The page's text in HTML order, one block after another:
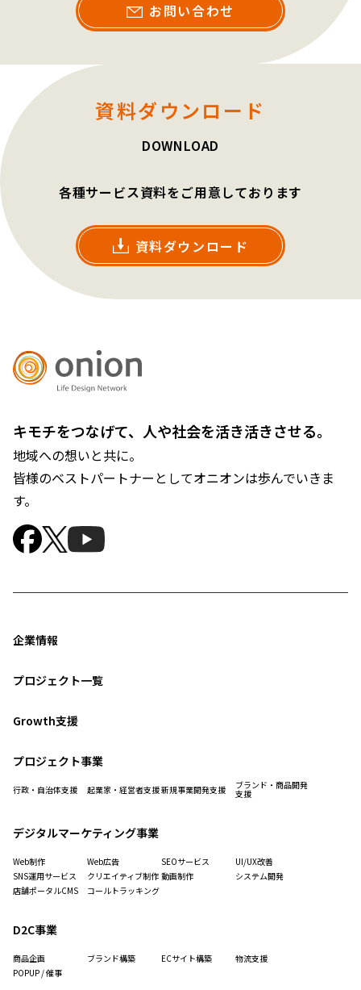
お問い合わせ
資料ダウンロード
DOWNLOAD
各種サービス資料をご用意しております
資料ダウンロード
キモチをつなげて、人や社会を活き活きさせる。
地域への想いと共に。
皆様のベストパートナーとしてオニオンは歩んでいきま
す。
企業情報
プロジェクト一覧
Growth支援
プロジェクト事業
行政・自治体支援 起業家・経営者支援新規事業開発支援 ブランド・商品開発
支援
デジタルマーケティング事業
Web制作 Web広告 SEOサービス
UI/UX改善
SNS運用サービス
クリエイティブ制作 動画制作
システム開発
店舗ポータルCMS
コールトラッキング
D2C事業
商品企画 ブランド構築 ECサイト構築
物流支援
POPUP / 催事